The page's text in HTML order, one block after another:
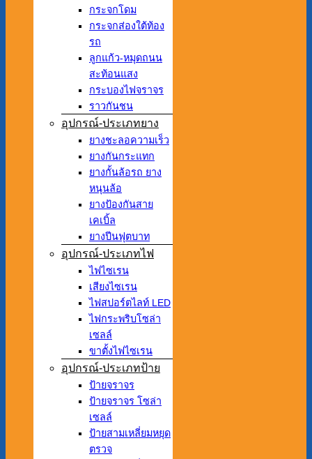
กระจกโดม
กระจกส่องใต้ท้อง
รถ
ลูกแก้ว-หมุดถนน
สะท้อนแสง
กระบองไฟจราจร
ราวกันชน
อุปกรณ์-ประเภทยาง
ยางชะลอความเร็ว
ยางกันกระแทก
ยางกั้นล้อรถ ยาง
หนุนล้อ
ยางป้องกันสาย
เคเบิ้ล
ยางปีนฟุตบาท
อุปกรณ์-ประเภทไฟ
ไฟไซเรน
เสียงไซเรน
ไฟสปอร์ตไลท์ LED
ไฟกระพริบโซล่า
เซลล์
ขาตั้งไฟไซเรน
อุปกรณ์-ประเภทป้าย
ป้ายจราจร
ป้ายจราจร โซล่า
เซลล์
ป้ายสามเหลี่ยมหยุด
ตรวจ